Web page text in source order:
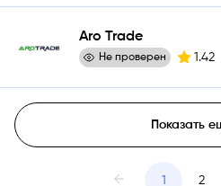
Aro Trade
Не проверен 1.42
Показать
1 2